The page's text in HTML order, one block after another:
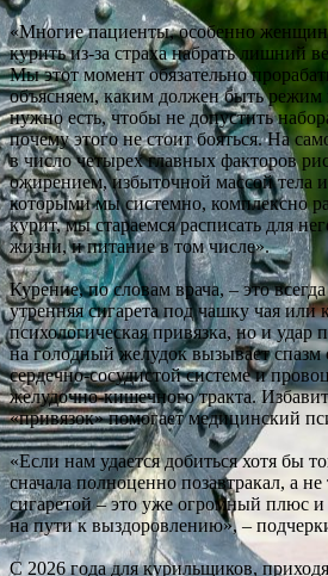
«Многие пациенты, особенно
курить из-за страха набрать лишний
Мы этот момент обязательно
объясняем, каким должен быть режим
нужно есть, чтобы не допустить
почему этого не стоит бояться. На
в число четырех главных факторов
ожирением, избыточной массой тела
которыми мы системно, комплексно
курит, мы стараемся расписать для
жизни, и питание в том числе».
Курение, по словам врача, – это
утренняя сигарета под чашку чая или
психологическая привязка, но и удар
на голодный желудок вызывает спазм
сердечно-сосудистой системе и
желудочно-кишечного тракта.
«привязок» помогает медицинский
«Если нам удается добиться хотя бы
сначала полноценно позавтракал, а не
сигаретой – это уже огромный плюс и
на пути к выздоровлению», –
С 2026 года для курильщиков,